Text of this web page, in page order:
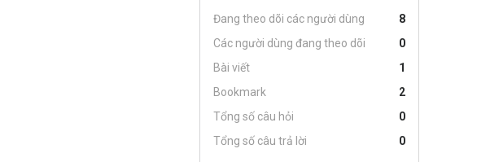
Đang theo dõi các người dùng
8
Các người dùng đang theo dõi
0
Bài viết
1
Bookmark
2
Tổng số câu hỏi
0
Tổng số câu trả lời
0